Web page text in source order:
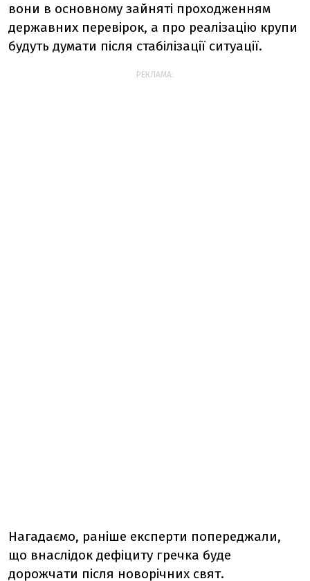
вони в основному зайняті проходженням
державних перевірок, а про реалізацію крупи
будуть думати після стабілізації ситуації.
РЕКЛАМА:
Нагадаємо, раніше експерти попереджали,
що внаслідок дефіциту гречка буде
дорожчати після новорічних свят.